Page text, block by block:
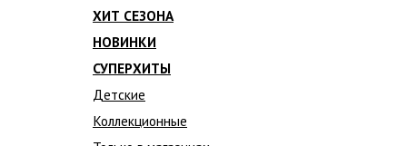
ХИТ СЕЗОНА
НОВИНКИ
СУПЕРХИТЫ
Детские
Коллекционные